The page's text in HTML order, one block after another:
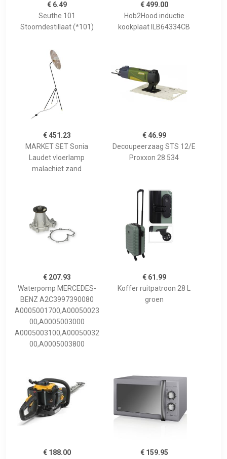
€ 6.49
Seuthe 101
Stoomdestillaat (*101)
€ 499.00
Hob2Hood inductie
kookplaat ILB64334CB
€ 451.23
MARKET SET Sonia
Laudet vloerlamp
malachiet zand
€ 46.99
Decoupeerzaag STS 12/E
Proxxon 28 534
€ 207.93
Waterpomp MERCEDES-
BENZ A2C3997390080
A0005001700,A00050023
00,A0005003000
A0005003100,A00050032
00,A0005003800
€ 61.99
Koffer ruitpatroon 28 L
groen
€ 188.00
€ 159.95